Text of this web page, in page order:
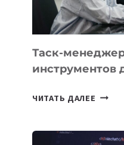
СТРАН
Таск-
инструментов
ЧИТАТЬ ДАЛЕЕ ТАСК-